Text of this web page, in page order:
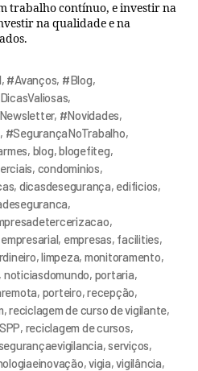
trabalho contínuo, e investir na
na qualidade e na
, #Avanços, #Blog,
,
, #Novidades,
, #SegurançaNoTrabalho,
, blog,blogefiteg,
, condominios,
, dicasdesegurança, edificios,
,
,
empresarial, empresas, facilities,
,limpeza, monitoramento,
, noticiasdomundo, portaria,
, porteiro,recepção,
,reciclagem de curso de vigilante,
, reciclagem de cursos,
,serviços,
,vigia,vigilância,